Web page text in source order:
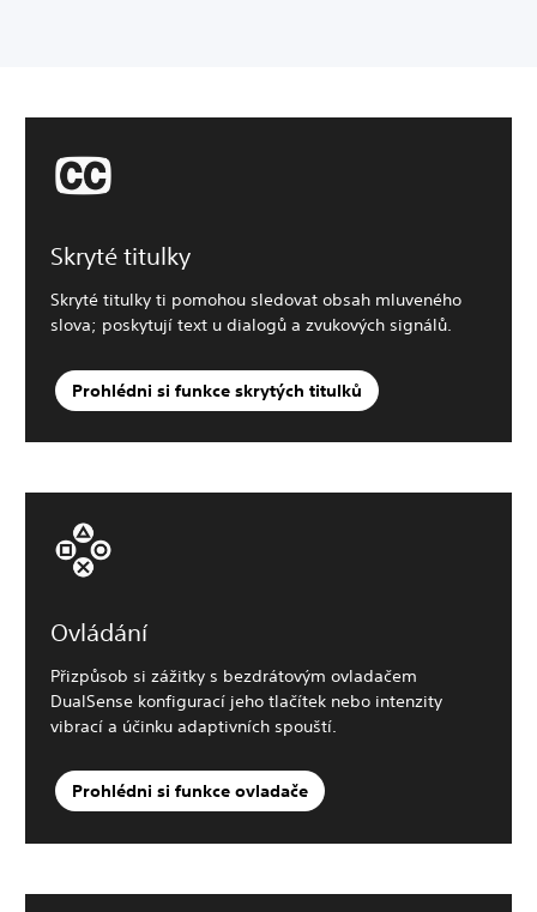
Skryté titulky
Skryté titulky ti pomohou sledovat obsah mluveného
slova; poskytují text u dialogů a zvukových signálů.
Prohlédni si funkce skrytých titulků
Ovládání
Přizpůsob si zážitky s bezdrátovým ovladačem
DualSense konfigurací jeho tlačítek nebo intenzity
vibrací a účinku adaptivních spouští.
Prohlédni si funkce ovladače